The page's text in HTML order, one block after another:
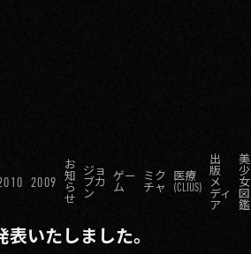
2009
お
知
ら
せ
ジョ
ブカ
ン
ゲー
ム
ミク
チャ
医療
(CLIUS)
出
版
メ
ディ
ア
美
少
女
図
鑑
いたしました。